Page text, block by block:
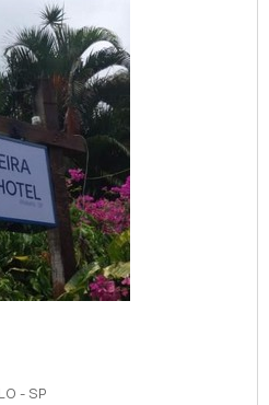
DIVERSAS
assim, os toldos
alternativas para
- SP